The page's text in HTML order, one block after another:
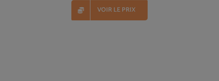
VOIR LE PRIX